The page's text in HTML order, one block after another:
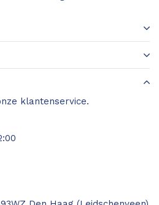
klantenservice.